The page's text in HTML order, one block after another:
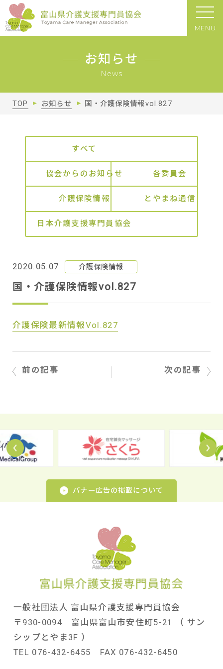
MENU
お知らせ
News
TOP お知らせ 国・介護保険情報vol.827
すべて
協会からのお知らせ 各委員会
介護保険情報 とやまね通信
日本介護支援専門員協会
2020.05.07 介護保険情報
国・介護保険情報vol.827
介護保険最新情報Vol.827
前の記事 次の記事
Prev
バナー広告の掲載について
一般社団法人 富山県介護支援専門員協会
〒930-0094 富山県富山市安住町5-21 （ サン
シップとやま3F ）
TEL 076-432-6455 FAX 076-432-6450